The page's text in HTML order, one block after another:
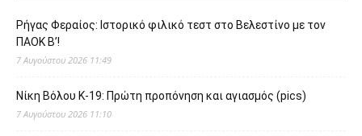
Ρήγας Φεραίος: Ιστορικό φιλικό τεστ στο Βελεστίνο με τον
ΠΑΟΚ Β’!
7 Αυγούστου 2026 11:49
Νίκη Βόλου Κ-19: Πρώτη προπόνηση και αγιασμός (pics)
7 Αυγούστου 2026 11:10